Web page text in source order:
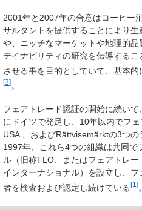
2001年と2007年の合意はコーヒー
サルタントを提供することにより
や、ニッチなマーケットや地理的
テイナビリティの研究を伝導する
させる事を目的としていて、基本
[3] 。
フェアトレード認証の開始に続い
にドイツで発足し、10年以内でフ
USA 、およびRättvisemärktの3つの
1997年、これら4つの組織は共同で
ル（旧称FLO、またはフェアトレ
インターナショナル）を設立し、
者を検査および認定し続けている [1 ] 。